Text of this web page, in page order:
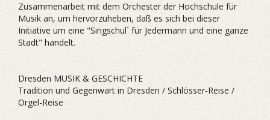
Zusammenarbeit mit dem Orchester der Hochschule für
Musik an, um hervorzuheben, daß es sich bei dieser
Initiative um eine "Singschul´ für Jedermann und eine ganze
Stadt" handelt.
Dresden MUSIK & GESCHICHTE
Tradition und Gegenwart in Dresden / Schlösser-Reise /
Orgel-Reise